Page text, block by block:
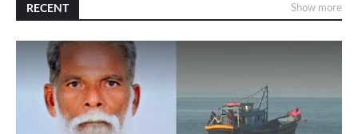
RECENT Show more